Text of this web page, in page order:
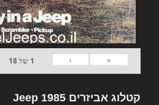
«
‹
1 של18
קטלוג אביזרים Jeep 1985